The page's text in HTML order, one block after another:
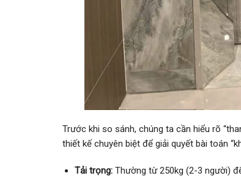
Trước khi so sánh, chúng ta cần hiểu rõ
thiết kế chuyên biệt để giải quyết bài toán
Tải trọng:Thường từ 250kg (2-3 người)